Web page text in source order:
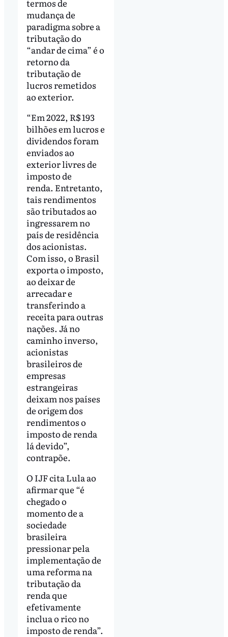
termos de
mudança de
paradigma sobre a
tributação do
“andar de cima” é o
retorno da
tributação de
lucros remetidos
ao exterior.
“Em 2022, R$ 193
bilhões em lucros e
dividendos foram
enviados ao
exterior livres de
imposto de
renda. Entretanto,
tais rendimentos
são tributados ao
ingressarem no
país de residência
dos acionistas.
Com isso, o Brasil
exporta o imposto,
ao deixar de
arrecadar e
transferindo a
receita para outras
nações. Já no
caminho inverso,
acionistas
brasileiros de
empresas
estrangeiras
deixam nos países
de origem dos
rendimentos o
imposto de renda
lá devido”,
contrapõe.
O IJF cita Lula ao
afirmar que “é
chegado o
momento de a
sociedade
brasileira
pressionar pela
implementação de
uma reforma na
tributação da
renda que
efetivamente
inclua o rico no
imposto de renda”.